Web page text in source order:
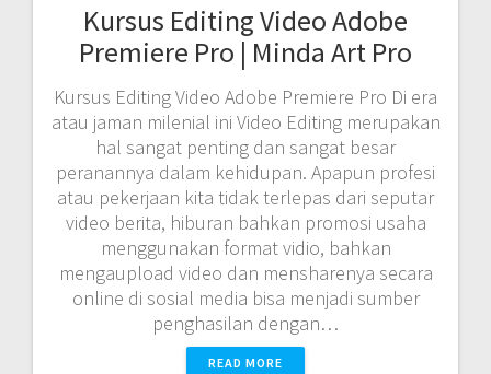
Kursus Editing Video Adobe
Premiere Pro | Minda Art Pro
Kursus Editing Video Adobe Premiere Pro Di era
atau jaman milenial ini Video Editing merupakan
hal sangat penting dan sangat besar
peranannya dalam kehidupan. Apapun profesi
atau pekerjaan kita tidak terlepas dari seputar
video berita, hiburan bahkan promosi usaha
menggunakan format vidio, bahkan
mengaupload video dan mensharenya secara
online di sosial media bisa menjadi sumber
penghasilan dengan…
READ MORE